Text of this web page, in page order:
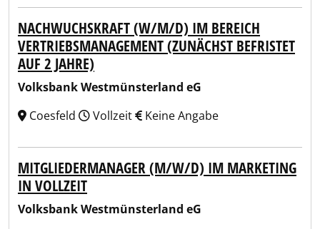
NACHWUCHSKRAFT (W/M/D) IM BEREICH
VERTRIEBSMANAGEMENT (ZUNÄCHST BEFRISTET
AUF 2 JAHRE)
Volksbank Westmünsterland eG
Coesfeld
Vollzeit Keine Angabe
MITGLIEDERMANAGER (M/W/D) IM MARKETING
IN VOLLZEIT
Volksbank Westmünsterland eG